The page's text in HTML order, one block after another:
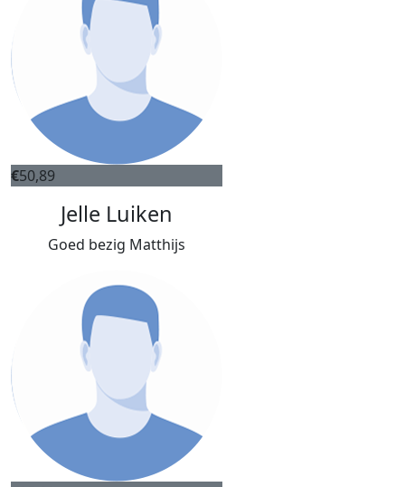
€50,89
Jelle Luiken
Goed bezig Matthijs